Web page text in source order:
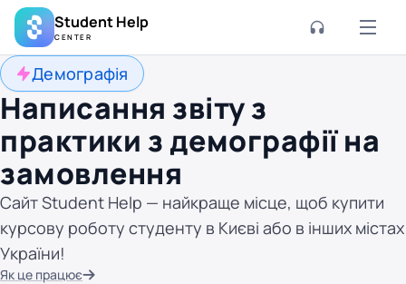
Student Help
CENTER
Демографія
Написання звіту з
практики з демографії на
замовлення
Сайт Student Help — найкраще місце, щоб купити
курсову роботу студенту в Києві або в інших містах
України!
Як це працює